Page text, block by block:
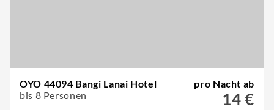
OYO 44094 Bangi Lanai Hotel
bis 8 Personen
pro Nacht ab
14 €